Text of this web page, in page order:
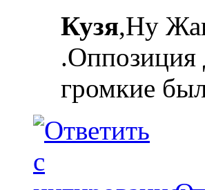
Кузя,Ну
.Оппозиция
громкие